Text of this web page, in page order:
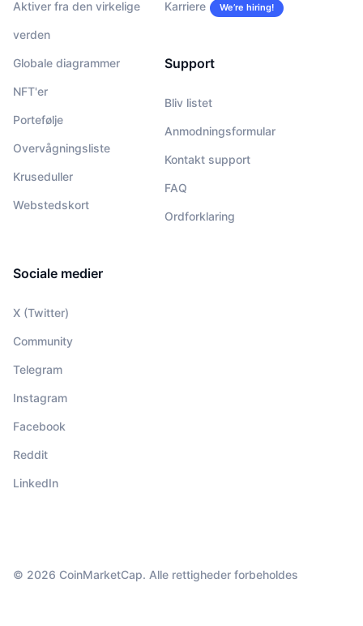
Aktiver fra den virkelige
verden
Globale diagrammer
NFT'er
Portefølje
Overvågningsliste
Kruseduller
Webstedskort
Karriere We’re hiring!
Support
Bliv listet
Anmodningsformular
Kontakt support
FAQ
Ordforklaring
Sociale medier
X (Twitter)
Community
Telegram
Instagram
Facebook
Reddit
LinkedIn
© 2026 CoinMarketCap. Alle rettigheder forbeholdes